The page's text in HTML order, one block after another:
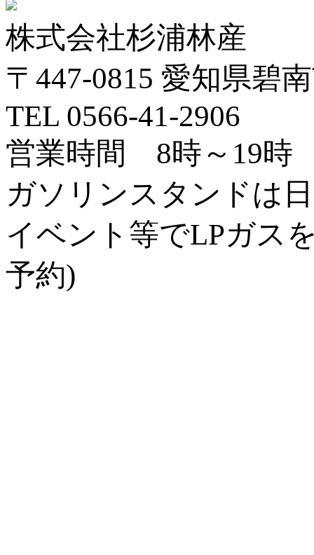
株式会社杉浦林産
〒447-0815 愛知県碧
TEL 0566-41-2906
営業時間 8時～19時
ガソリンスタンドは
イベント等でLPガス
予約)